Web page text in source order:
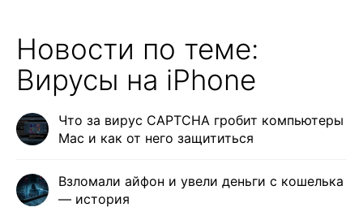
Новости по теме:
Вирусы на iPhone
Что за вирус CAPTCHA гробит компьютеры
Mac и как от него защититься
Взломали айфон и увели деньги с кошелька
— история